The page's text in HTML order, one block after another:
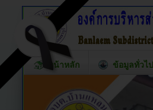
หน้าหลัก ข้อมูลทั่วไป